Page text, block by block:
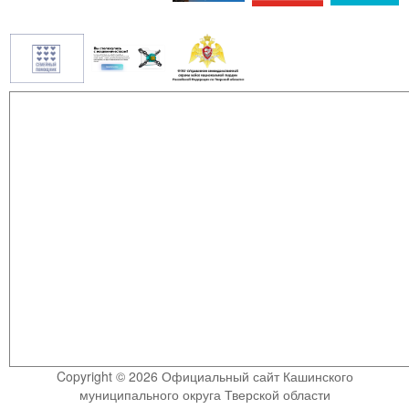
Copyright © 2026 Официальный сайт Кашинского
муниципального округа Тверской области